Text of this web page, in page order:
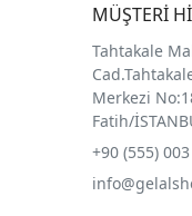
MÜŞTERİ
Tahtakale
Merkezi
Fatih/
+90 (555)